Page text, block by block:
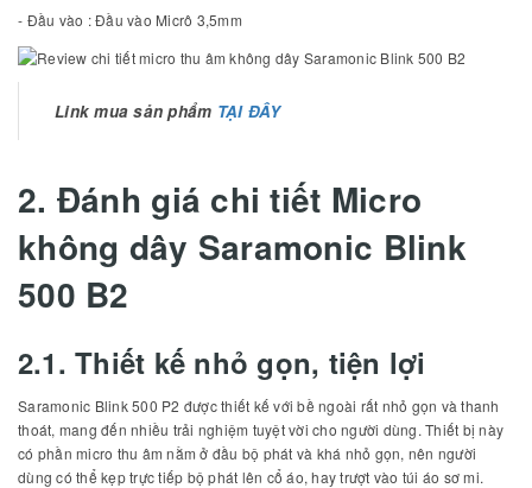
- Đầu vào : Đầu vào Micrô 3,5mm
Link mua sản phẩm TẠI ĐÂY
2. Đánh giá chi tiết Micro
không dây Saramonic Blink
500 B2
2.1. Thiết kế nhỏ gọn, tiện lợi
Saramonic Blink 500 P2 được thiết kế với bề ngoài rất nhỏ gọn và thanh
thoát, mang đến nhiều trải nghiệm tuyệt vời cho người dùng. Thiết bị này
có phần micro thu âm nằm ở đầu bộ phát và khá nhỏ gọn, nên người
dùng có thể kẹp trực tiếp bộ phát lên cổ áo, hay trượt vào túi áo sơ mi.